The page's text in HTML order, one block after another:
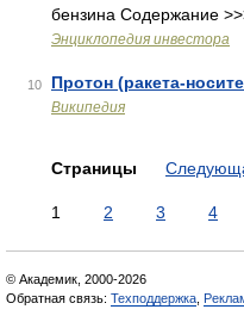
бензина Содержание
Энциклопедия инвестора
10 Протон (ракета-
Википедия
Страницы
1 2 3 4
© Академик, 2000-2026
Обратная связь: Техподдержка